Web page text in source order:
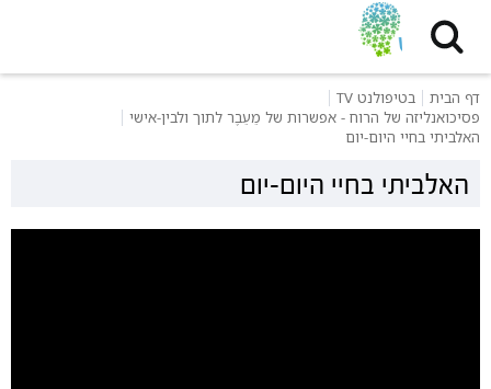
דף הבית
בטיפולנט TV
פסיכואנליזה של הרוח - אפשרות של מֵעֵבֶר לתוך ולבין-אישי
האלביתי בחיי היום-יום
האלביתי בחיי היום-יום